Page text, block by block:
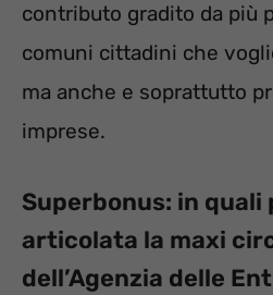
contributo gradito da più
comuni cittadini che
ma anche e soprattutto
imprese.
Superbonus: in quali
articolata la maxi
dell’Agenzia delle